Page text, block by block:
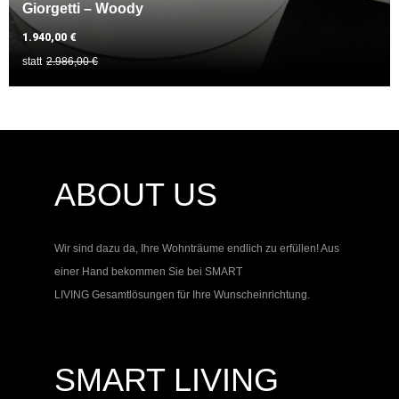
Giorgetti – Woody
1.940,00 €
statt 2.986,00 €
ABOUT US
Wir sind dazu da, Ihre Wohnträume endlich zu erfüllen! Aus
einer Hand bekommen Sie bei SMART
LIVING Gesamtlösungen für Ihre Wunscheinrichtung.
SMART LIVING